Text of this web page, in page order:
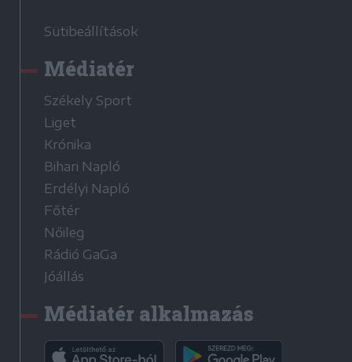
Sütibeállítások
Médiatér
Székely Sport
Liget
Krónika
Bihari Napló
Erdélyi Napló
Főtér
Nőileg
Rádió GaGa
Jóállás
Médiatér alkalmazás